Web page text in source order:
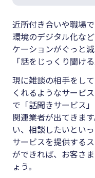
近所付き合いや職場
環境のデジタル化な
ケーションがぐっと
「話をじっくり聞ける
現に雑談の相手をし
くれるようなサービ
で「話聞きサービス
関連業者が出てきま
い、相談したいとい
サービスを提供する
ができれば、お客さ
ょう。